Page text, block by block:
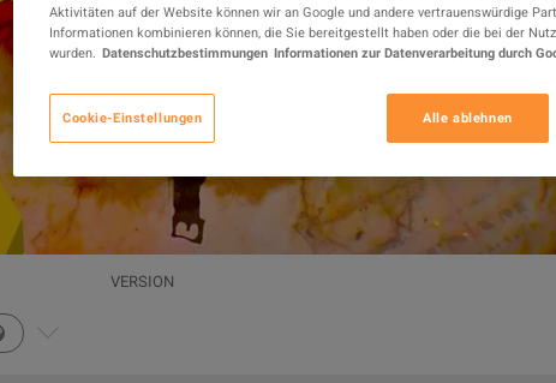
VERSION
Aktivitäten auf der Website können wir an Google und andere vertrauenswürdige
Informationen kombinieren können, die Sie bereitgestellt haben oder die bei der
wurden. Datenschutzbestimmungen Informationen zur Datenverarbeitung durch
Cookie-Einstellungen Alle ablehnen